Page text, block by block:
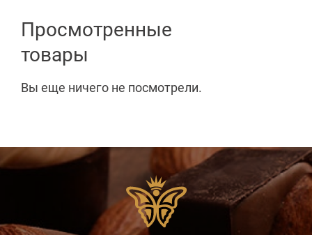
Просмотренные
товары
Вы еще ничего не посмотрели.